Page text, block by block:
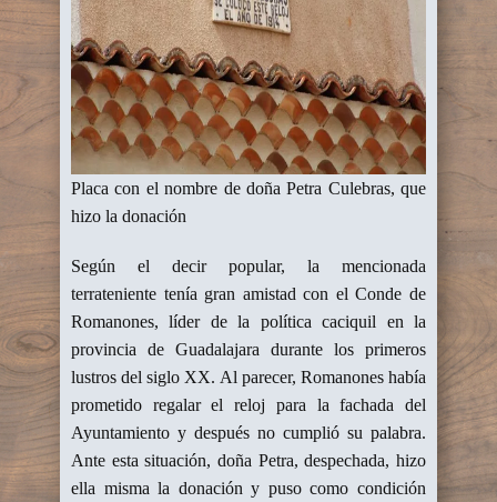
Placa con el nombre de doña Petra Culebras, que
hizo la donación
Según el decir popular, la mencionada
terrateniente tenía gran amistad con el Conde de
Romanones, líder de la política caciquil en la
provincia de Guadalajara durante los primeros
lustros del siglo XX. Al parecer, Romanones había
prometido regalar el reloj para la fachada del
Ayuntamiento y después no cumplió su palabra.
Ante esta situación, doña Petra, despechada, hizo
ella misma la donación y puso como condición